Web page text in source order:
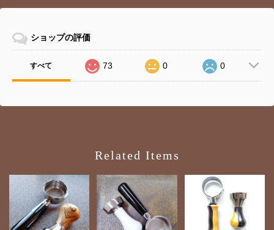
ショップの評価
すべて 73 0 0
Related Items